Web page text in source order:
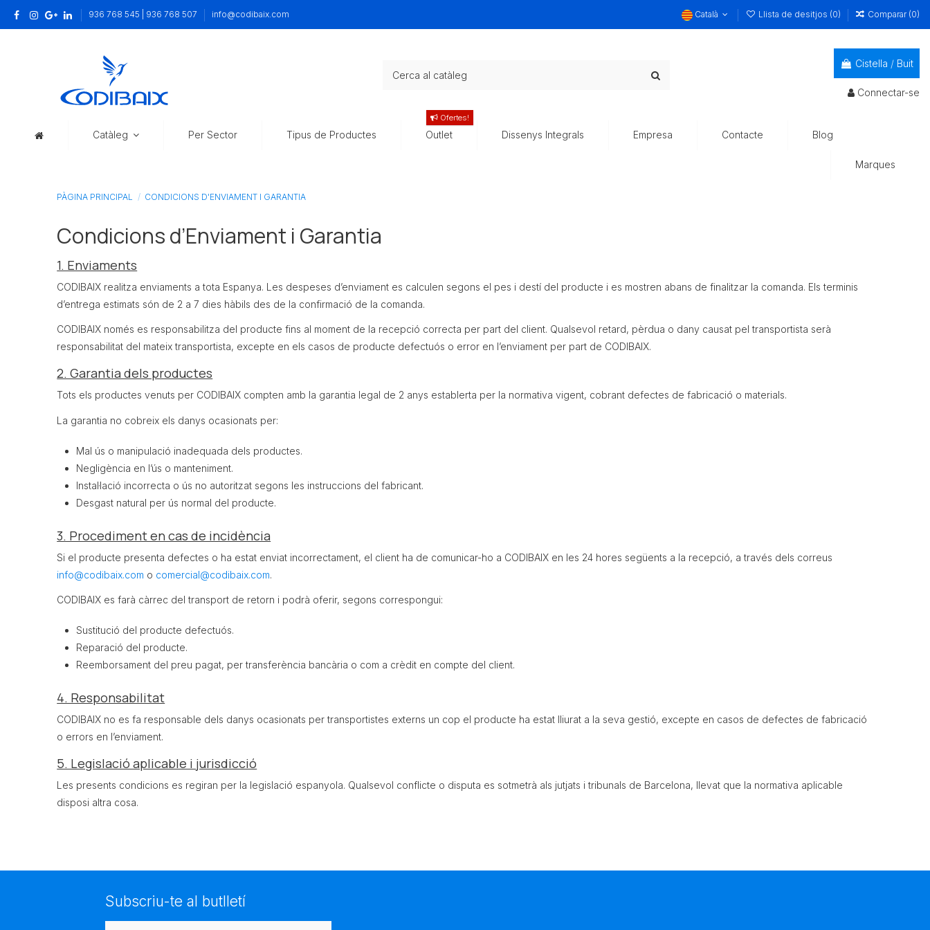
936 768 545 | 936 768 507 info@codibaix.com Català Llista de desitjos (0) Comparar (0)
Cistella / Buit
Connectar-se
Catàleg Per Sector Tipus de Productes Outlet
Ofertes!
Dissenys Integrals Empresa Contacte Blog
Marques
PÀGINA PRINCIPAL CONDICIONS D'ENVIAMENT I GARANTIA
Condicions d’Enviament i Garantia
1. Enviaments
CODIBAIX realitza enviaments a tota Espanya. Les despeses d’enviament es calculen segons el pes i destí del producte i es mostren abans de finalitzar la comanda. Els terminis
d’entrega estimats són de 2 a 7 dies hàbils des de la confirmació de la comanda.
CODIBAIX només es responsabilitza del producte fins al moment de la recepció correcta per part del client. Qualsevol retard, pèrdua o dany causat pel transportista serà
responsabilitat del mateix transportista, excepte en els casos de producte defectuós o error en l’enviament per part de CODIBAIX.
2. Garantia dels productes
Tots els productes venuts per CODIBAIX compten amb la garantia legal de 2 anys establerta per la normativa vigent, cobrant defectes de fabricació o materials.
La garantia no cobreix els danys ocasionats per:
Mal ús o manipulació inadequada dels productes.
Negligència en l’ús o manteniment.
Instal·lació incorrecta o ús no autoritzat segons les instruccions del fabricant.
Desgast natural per ús normal del producte.
3. Procediment en cas de incidència
Si el producte presenta defectes o ha estat enviat incorrectament, el client ha de comunicar-ho a CODIBAIX en les 24 hores següents a la recepció, a través dels correus
info@codibaix.com o comercial@codibaix.com.
CODIBAIX es farà càrrec del transport de retorn i podrà oferir, segons correspongui:
Sustitució del producte defectuós.
Reparació del producte.
Reemborsament del preu pagat, per transferència bancària o com a crèdit en compte del client.
4. Responsabilitat
CODIBAIX no es fa responsable dels danys ocasionats per transportistes externs un cop el producte ha estat lliurat a la seva gestió, excepte en casos de defectes de fabricació
o errors en l’enviament.
5. Legislació aplicable i jurisdicció
Les presents condicions es regiran per la legislació espanyola. Qualsevol conflicte o disputa es sotmetrà als jutjats i tribunals de Barcelona, llevat que la normativa aplicable
disposi altra cosa.
Subscriu-te al butlletí